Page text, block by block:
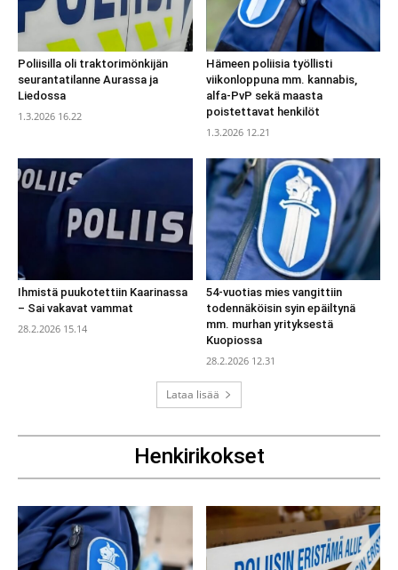
Poliisilla oli traktorimönkijän
seurantatilanne Aurassa ja
Liedossa
1.3.2026 16.22
Hämeen poliisia työllisti
viikonloppuna mm. kannabis,
alfa-PvP sekä maasta
poistettavat henkilöt
1.3.2026 12.21
Ihmistä puukotettiin Kaarinassa
– Sai vakavat vammat
28.2.2026 15.14
54-vuotias mies vangittiin
todennäköisin syin epäiltynä
mm. murhan yrityksestä
Kuopiossa
28.2.2026 12.31
Lataa lisää
Henkirikokset